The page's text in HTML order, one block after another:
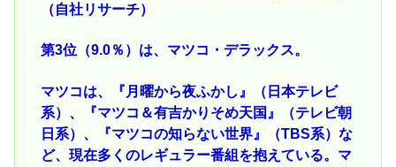
（自社リサーチ）
第3位（9.0％）は、マツコ・デラックス。
マツコは、『月曜から夜ふかし』（日本テレビ
系）、『マツコ＆有吉かりそめ天国』（テレビ朝
日系）、『マツコの知らない世界』（TBS系）な
ど、現在多くのレギュラー番組を抱えている。マ